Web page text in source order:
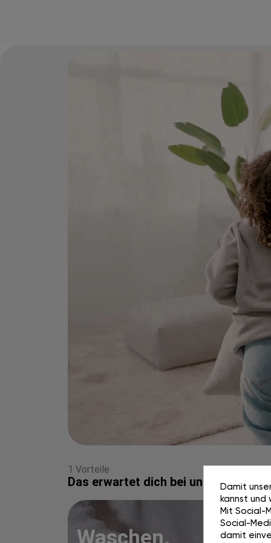
1 Vorteile
Das erwartet dich bei uns
Waschen.
Damit
kannst und
Mit Social-
Social-
damit